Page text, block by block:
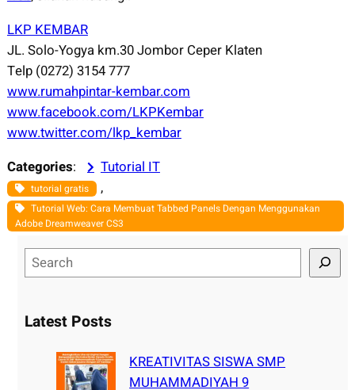
LKP KEMBAR
JL. Solo-Yogya km.30 Jombor Ceper Klaten
Telp (0272) 3154 777
www.rumahpintar-kembar.com
www.facebook.com/LKPKembar
www.twitter.com/lkp_kembar
Categories: Tutorial IT
tutorial gratis ,
Tutorial Web: Cara Membuat Tabbed Panels Dengan Menggunakan
Adobe Dreamweaver CS3
e
rLatest Posts
KREATIVITAS SISWA SMP
MUHAMMADIYAH 9